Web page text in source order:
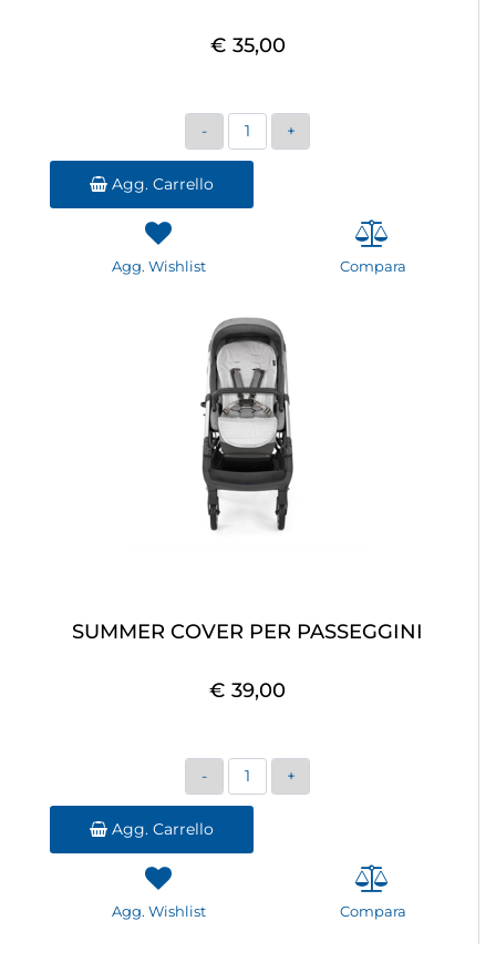
€ 35,00
Quantità
Agg. Carrello
Agg. Wishlist Compara
SUMMER COVER PER PASSEGGINI
€ 39,00
Quantità
Agg. Carrello
Agg. Wishlist Compara